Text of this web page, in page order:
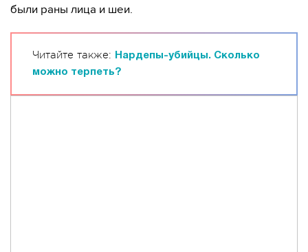
были раны лица и шеи.
Читайте также:
Нардепы-убийцы. Сколько
можно терпеть?